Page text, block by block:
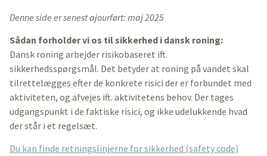
Denne side er senest ajourført: maj 2025
Sådan forholder vi os til sikkerhed i dansk roning:
Dansk roning arbejder risikobaseret ift.
sikkerhedsspørgsmål. Det betyder at roning på vandet skal
tilrettelægges efter de konkrete risici der er forbundet med
aktiviteten, og afvejes ift. aktivitetens behov. Der tages
udgangspunkt i de faktiske risici, og ikke udelukkende hvad
der står i et regelsæt.
Du kan finde retningslinjerne for sikkerhed (safety code)